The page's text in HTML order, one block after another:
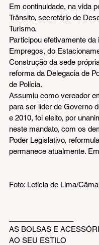
Em continuidade, na vida
Trânsito, secretário de
Turismo.
Participou efetivamente
Empregos, do
Construção da sede
reforma da Delegacia de
de Polícia.
Assumiu como vereador
para ser líder de Governo
e 2010, foi eleito, por
neste mandato, com os
Poder Legislativo,
permanece atualmente.
Foto: Letícia de Lima/
AS BOLSAS E
AO SEU ESTILO